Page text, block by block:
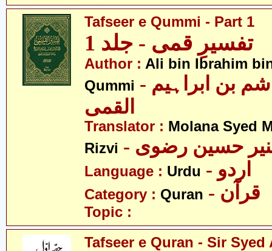
Tafseer e Qummi - Part 1
تفسیرِ قمی - جلد 1
Author : Ali bin Ibrahim
Qummi - علی بن ہاشم بن ابراہیم
القمی
Translator : Molana Syed
Rizvi
منیر حسین رضوی
Language : Urdu - اردو
Category : Quran - قرآن
Topic :
Tafseer e Quran - Sir Syed